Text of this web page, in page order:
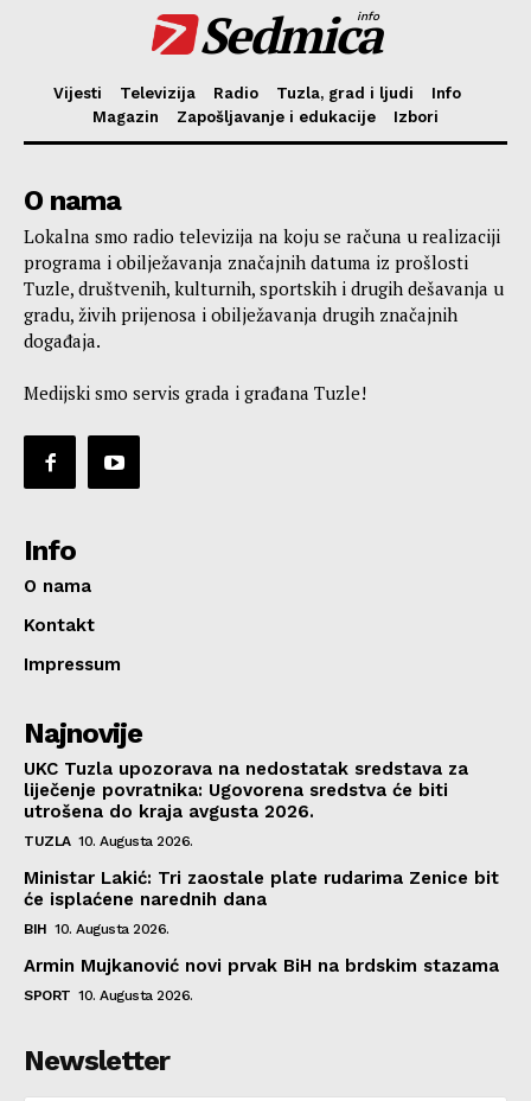
Sedmica
info
Vijesti Televizija Radio Tuzla, grad i ljudi
Info
Magazin
Zapošljavanje i edukacije Izbori
O nama
Lokalna smo radio televizija na koju se računa u realizaciji
programa i obilježavanja značajnih datuma iz prošlosti
Tuzle, društvenih, kulturnih, sportskih i drugih dešavanja u
gradu, živih prijenosa i obilježavanja drugih značajnih
događaja.
Medijski smo servis grada i građana Tuzle!
Info
O nama
Kontakt
Impressum
Najnovije
UKC Tuzla upozorava na nedostatak sredstava za
liječenje povratnika: Ugovorena sredstva će biti
utrošena do kraja avgusta 2026.
TUZLA 10. Augusta 2026.
Ministar Lakić: Tri zaostale plate rudarima Zenice bit
će isplaćene narednih dana
BIH 10. Augusta 2026.
Armin Mujkanović novi prvak BiH na brdskim stazama
SPORT 10. Augusta 2026.
Newsletter